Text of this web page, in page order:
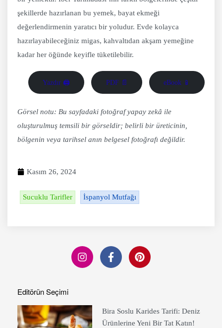
şekillerde hazırlanan bu yemek, bayat ekmeği
değerlendirmenin yaratıcı bir yoludur. Evde kolayca
hazırlayabileceğiniz migas, kahvaltıdan akşam yemeğine
kadar her öğünde keyifle tüketilebilir.
Yazdır 🖨 PDF 📄 eBook 📱
Görsel notu: Bu sayfadaki fotoğraf yapay zekâ ile
oluşturulmuş temsili bir görseldir; belirli bir üreticinin,
bölgenin veya tarihsel anın belgesel fotoğrafı değildir.
Kasım 26, 2024
Sucuklu Tarifler İspanyol Mutfağı
Editörün Seçimi
Bira Soslu Karides Tarifi: Deniz
Ürünlerine Yeni Bir Tat Katın!